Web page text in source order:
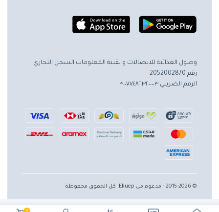
0
وصول الغذائية للاتصالات و تقنية المعلومات السجل التجاري
رقم 2052002870
الرقم الضريبي ٣٠٠٧٧٤٨٦٣٢٠٠٠٠٣
© 2015-2026 - مدعوم من Ekuep. كل الحقوق محفوظة